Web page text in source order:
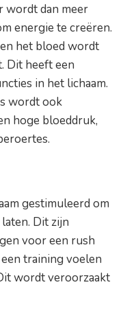
wordt dan meer
energie te creëren.
het bloed wordt
Dit heeft een
in het lichaam.
wordt ook
hoge bloeddruk,
gestimuleerd om
Dit zijn
voor een rush
training voelen
wordt veroorzaakt